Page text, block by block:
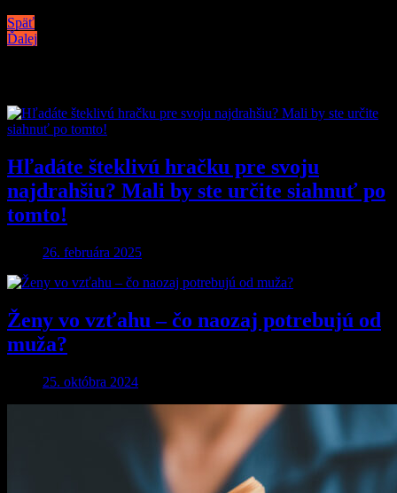
Späť
Ďalej
Hľadáte šteklivú hračku pre svoju
najdrahšiu? Mali by ste určite siahnuť po
tomto!
26. februára 2025
Ženy vo vzťahu – čo naozaj potrebujú od
muža?
25. októbra 2024